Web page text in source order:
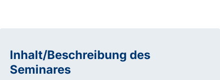
Inhalt/Beschreibung des
Seminares